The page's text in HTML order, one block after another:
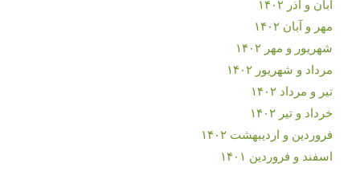
مهر و آبان ۱۴۰۲
شهریور و مهر ۱۴۰۲
مرداد و شهریور ۱۴۰۲
تیر و مرداد ۱۴۰۲
خرداد و تیر ۱۴۰۲
فروردین و اردیبهشت ۱۴۰۲
اسفند و فروردین ۱۴۰۱